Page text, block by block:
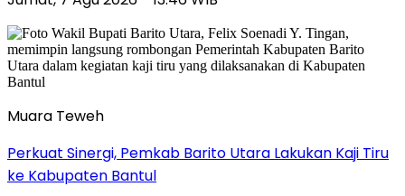
Muara Teweh
Perkuat Sinergi, Pemkab Barito Utara Lakukan Kaji Tiru
ke Kabupaten Bantul